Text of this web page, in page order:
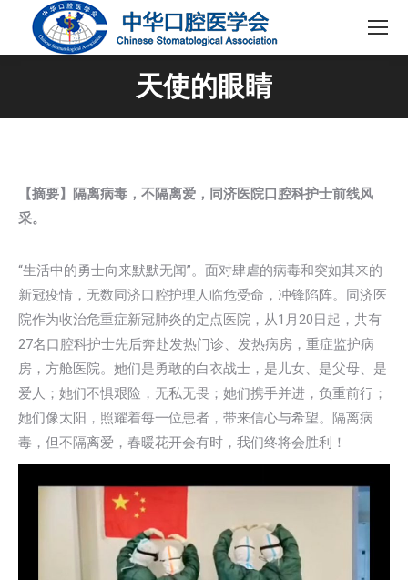
天使的眼睛
【摘要】隔离病毒，不隔离爱，同济医院口腔科护士前线风
采。
“生活中的勇士向来默默无闻”。面对肆虐的病毒和突如其来的
新冠疫情，无数同济口腔护理人临危受命，冲锋陷阵。同济医
院作为收治危重症新冠肺炎的定点医院，从1月20日起，共有
27名口腔科护士先后奔赴发热门诊、发热病房，重症监护病
房，方舱医院。她们是勇敢的白衣战士，是儿女、是父母、是
爱人；她们不惧艰险，无私无畏；她们携手并进，负重前行；
她们像太阳，照耀着每一位患者，带来信心与希望。隔离病
毒，但不隔离爱，春暖花开会有时，我们终将会胜利！